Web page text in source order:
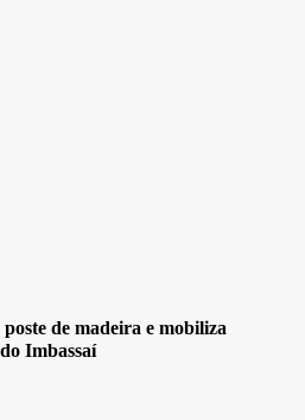
de madeira e mobiliza
Imbassaí